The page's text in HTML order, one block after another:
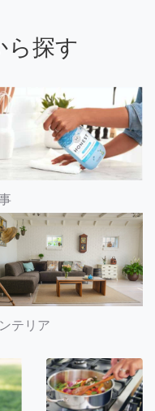
ら探す
テリア